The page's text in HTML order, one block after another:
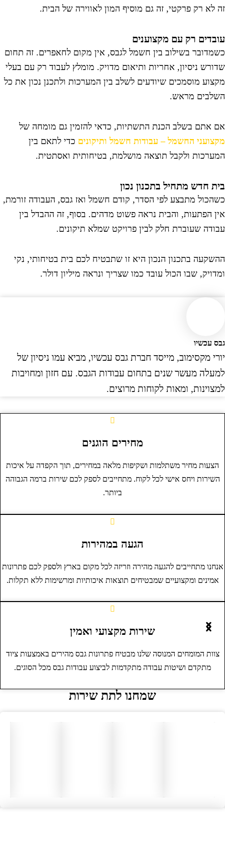
לא רק פרקטי, זה גם מוסיף המון לאווירה של הבית.
רק עם מקצוענים
בשילוב בין חשמל לגבס, אין מקום לחאפרים. זה תחום
ניסיון, אחריות ותיאום מדויק. מומלץ לעבוד רק עם בעלי
מוסמכים שיודעים לשלב בין המערכות ולתכנן נכון את כל
מראש.
אתם בשלב הכנת התשתיות, כדאי להזמין גם מומחה של
החשמל – עבודות חשמל ותיקוניםכדי לתאם בין
ולקבל תוצאה מושלמת, בטיחותית ואסתטית.
חדש מתחיל בתכנון נכון
מתבצע לפי הסדר, קודם חשמל ואז גבס, העבודה זורמת,
הפתעות, והבית נראה פשוט מדהים. בסוף, זה ההבדל בין
שעוברת חלק לבין פרויקט שמלא תיקונים.
בתכנון הנכון היא זו שתבטיח לכם בית בטיחותי, נקי
שבו הכול עובד כמו שצריך ונראה מיליון דולר.
עכשיו
מקסימוב, מייסד חברת גבס עכשיו, מביא עמו ניסיון של
מעשר שנים בתחום עבודות הגבס. עם חזון ומחויבות
ומאות לקוחות מרוצים.
מחירים הוגנים
הצעות מחיר משתלמות ושקיפות מלאה במחירים, תוך הקפדה על איכות
השירות ויחס אישי לכל לקוח. מתחייבים לספק לכם שירות ברמה הגבוהה
ביותר.
הגעה במהירות
מתחייבים להגעה מהירה וזריזה לכל מקום בארץ ולספק לכם פתרונות
אמינים ומקצועיים שמבטיחים תוצאות איכותיות ומרשימות ללא תקלות.
שירות מקצועי ואמין
צוות המומחים המנוסה שלנו מבטיח פתרונות גבס מהירים באמצעות ציוד
מתקדם ושיטות עבודה מתקדמות לביצוע עבודות גבס מכל הסוגים.
שמחנו לתת שירות